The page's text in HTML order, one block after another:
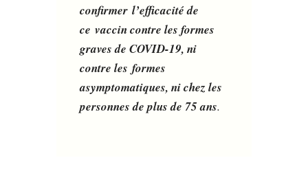
confirmer l’efficacité de
ce vaccin contre les formes
graves de COVID-19, ni
contre les formes
asymptomatiques, ni chez les
personnes de plus de 75 ans.